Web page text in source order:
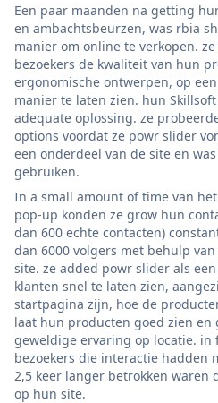
Een paar maanden na getting
en ambachtsbeurzen, was rbia
manier om online te verkopen.
bezoekers de kwaliteit van hun
ergonomische ontwerpen, op
manier te laten zien. hun
adequate oplossing. ze
options voordat ze powr slider
een onderdeel van de site en
gebruiken.
In a small amount of time van
pop-up konden ze grow hun
dan 600 echte contacten)
dan 6000 volgers met behulp
site. ze added powr slider als
klanten snel te laten zien,
startpagina zijn, hoe de
laat hun producten goed zien en
geweldige ervaring op locatie. in
bezoekers die interactie hadden
2,5 keer langer betrokken waren
op hun site.